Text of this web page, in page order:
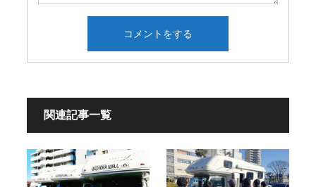
関連記事一覧